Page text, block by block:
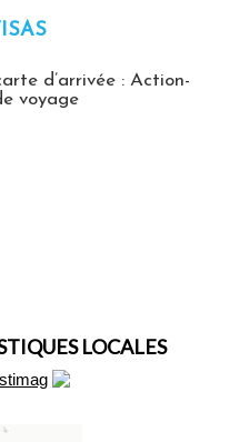
d’arrivée : Action-
voyage
LOCALES